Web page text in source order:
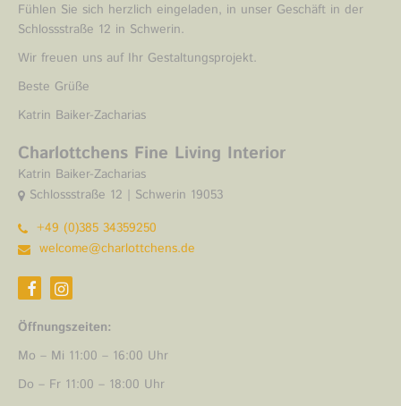
Fühlen Sie sich herzlich eingeladen, in unser Geschäft in der
Schlossstraße 12 in Schwerin.
Wir freuen uns auf Ihr Gestaltungsprojekt.
Beste Grüße
Katrin Baiker-Zacharias
Charlottchens Fine Living Interior
Katrin Baiker-Zacharias
Schlossstraße 12 | Schwerin 19053
+49 (0)385 34359250
welcome@charlottchens.de
Öffnungszeiten:
Mo – Mi 11:00 – 16:00 Uhr
Do – Fr 11:00 – 18:00 Uhr